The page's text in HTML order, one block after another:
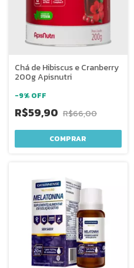
Chá de Hibiscus e Cranberry
200g Apisnutri
-9% OFF
R$59,90 R$66,00